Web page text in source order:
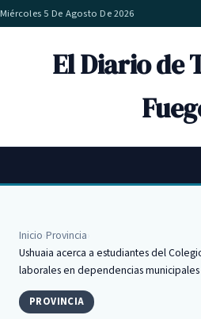
Miércoles 5 De Agosto De 2026
El Diario de
Inicio Provincia
Ushuaia acerca a estudiantes del
laborales en dependencias municipales
PROVINCIA